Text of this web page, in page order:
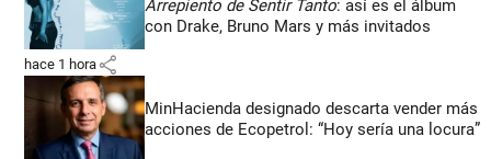
Arrepiento de Sentir Tanto: así es el álbum
con Drake, Bruno Mars y más invitados
hace 1 hora share
MinHacienda designado descarta vender más
acciones de Ecopetrol: “Hoy sería una locura”